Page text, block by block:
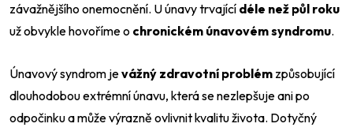
závažnějšího onemocnění. U únavy trvající déle než půl roku
užobvykle hovoříme o chronickém únavovém syndromu.
Únavový syndrom jevážný zdravotní problém způsobující
dlouhodobou extrémní únavu, která se nezlepšuje ani po
odpočinku a může výrazně ovlivnit kvalitu života. Dotyčný